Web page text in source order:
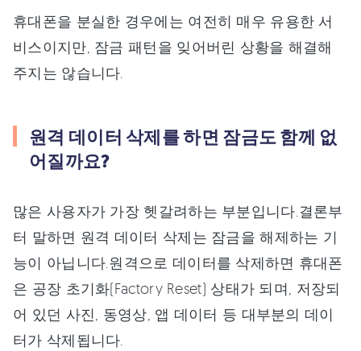
휴대폰을 분실한 경우에는 여전히 매우 유용한 서
비스이지만, 잠금 패턴을 잊어버린 상황을 해결해
주지는 않습니다.
원격 데이터 삭제를 하면 잠금도 함께 없
어질까요?
많은 사용자가 가장 헷갈려하는 부분입니다.결론부
터 말하면 원격 데이터 삭제는 잠금을 해제하는 기
능이 아닙니다.원격으로 데이터를 삭제하면 휴대폰
은 공장 초기화(Factory Reset) 상태가 되며, 저장되
어 있던 사진, 동영상, 앱 데이터 등 대부분의 데이
터가 삭제됩니다.